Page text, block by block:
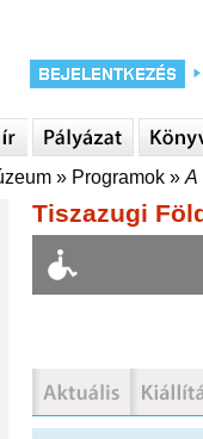
» Programok » A
Tiszazugi